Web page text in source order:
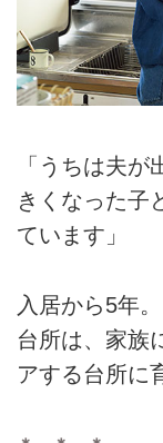
「うちは夫
きくなった子
ています」
入居から5年
台所は、家族
アする台所に